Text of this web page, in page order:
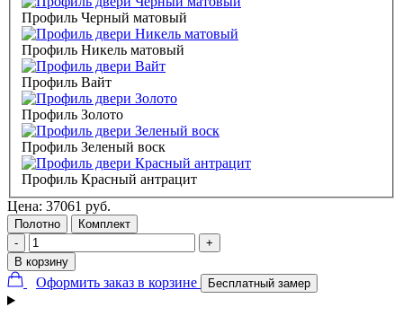
Профиль Черный матовый
Профиль Никель матовый
Профиль Вайт
Профиль Золото
Профиль Зеленый воск
Профиль Красный антрацит
Цена: 37061 руб.
Полотно
Комплект
-
+
В корзину
Оформить заказ в корзине Бесплатный замер